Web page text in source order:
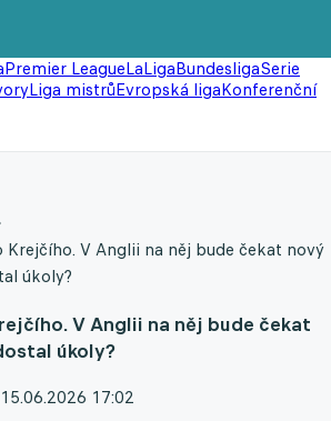
Premier LeagueLaLigaBundesligaSerie
Liga mistrůEvropská ligaKonferenční
Krejčího. V Anglii na něj bude čekat nový
úkoly?
V Anglii na něj bude čekat
úkoly?
15.06.2026 17:02